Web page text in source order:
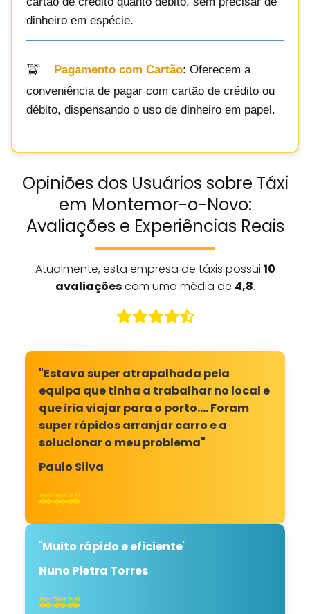
dinheiro em espécie.
Pagamento com Cartão: Oferecem a
conveniência de pagar com cartão de crédito ou
débito, dispensando o uso de dinheiro em papel.
Opiniões dos Usuários sobre Táxi
em Montemor-o-Novo:
Avaliações e Experiências Reais
Atualmente, esta empresa de táxis possui 10
avaliaçõescom uma média de 4,8.
"Estava super atrapalhada pela
equipa que tinha a trabalhar no local e
que iria viajar para o porto.... Foram
super rápidos arranjar carro e a
solucionar o meu problema"
Paulo Silva
🚕🚕🚕
"Muito rápido e eficiente"
Nuno Pietra Torres
🚕🚕🚕